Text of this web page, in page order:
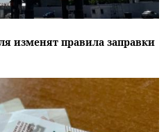
изменят правила заправки